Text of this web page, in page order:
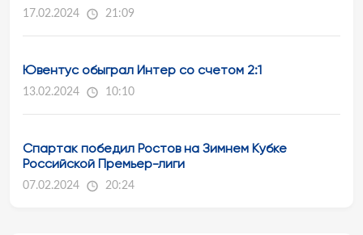
17.02.2024 21:09
Ювентус обыграл Интер со счетом 2:1
13.02.2024 10:10
Спартак победил Ростов на Зимнем Кубке
Российской Премьер-лиги
07.02.2024 20:24